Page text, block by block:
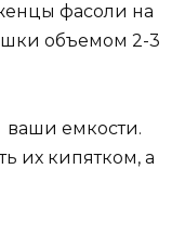
фасоли на
объемом 2-3
ваши емкости.
их кипятком, а